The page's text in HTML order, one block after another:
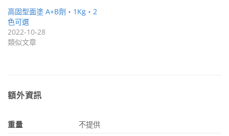
高固型面塗 A+B劑・1Kg・2
色可選
2022-10-28
類似文章
額外資訊
重量 不提供